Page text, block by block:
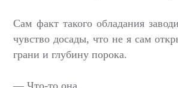
Сам факт такого обладания
чувство досады, что не я сам
грани и глубину порока.
— Что-то она